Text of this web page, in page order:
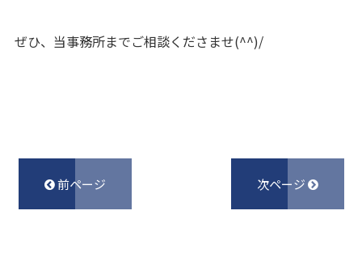
ぜひ、当事務所までご相談くださませ(^^)/
前ページ 次ページ